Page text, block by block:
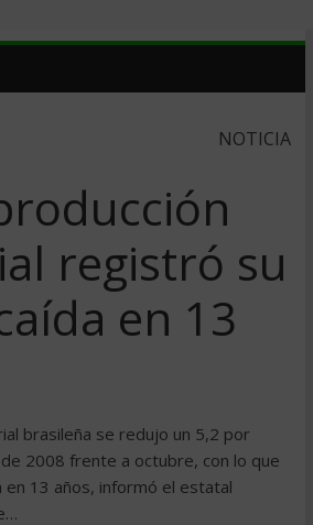
NOTICIA
registró su
en 13
brasileña se redujo un 5,2 por
2008 frente a octubre, con lo que
en 13 años, informó el estatal